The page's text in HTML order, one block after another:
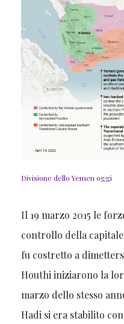
Divisione dello Yemen oggi
Il 19 marzo 2015 le
controllo della capitale
fu costretto a
Houthi iniziarono la
marzo dello stesso
Hadi si era stabilito